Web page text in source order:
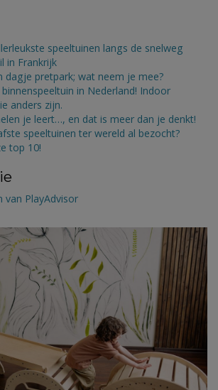
speeltuinen langs de snelweg
in Frankrijk
dagje pretpark; wat neem je mee?
in Nederland! Indoor
anders zijn.
je leert…, en dat is meer dan je denkt!
speeltuinen ter wereld al bezocht?
top 10!
van PlayAdvisor